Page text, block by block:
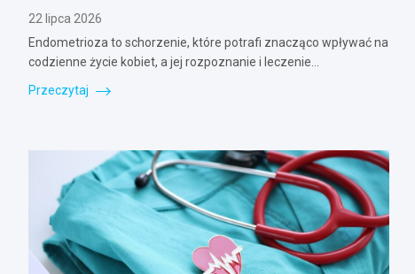
22 lipca 2026
Endometrioza to schorzenie, które potrafi znacząco wpływać na
codzienne życie kobiet, a jej rozpoznanie i leczenie…
Przeczytaj